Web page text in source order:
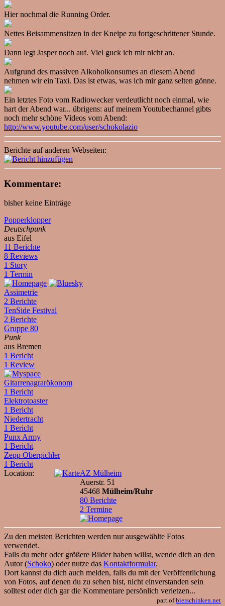
Hier nochmal die Running Order.
Nettes Beisammensitzen in der Kneipe zu fortgeschrittener Stunde.
Dann legt Jasper noch auf. Viel guck ich mir nicht an.
Aufgrund des massiven Alkoholkonsumes an diesem Abend
nehmen wir ein Taxi. Das ist etwas, was ich mir ganz selten gönne.
Ein letztes Foto vom Radiowecker verdeutlicht noch einmal, wie
hart der Abend war... übrigens: auf meinem Youtubechannel gibts
noch mehr schöne Videos vom Abend:
http://www.youtube.com/user/schokolazio
Berichte auf anderen Webseiten:
Kommentare:
bisher keine Einträge
Popperklopper
Deutschpunk
aus Eifel
11 Berichte
8 Reviews
1 Story
1 Termin
Assimetrie
2 Berichte
TenSide Festival
2 Berichte
Gruppe 80
Punk
aus Bremen
1 Bericht
1 Review
Gitarrenagrarökonom
1 Bericht
Elektrotoaster
1 Bericht
Niedertracht
1 Bericht
Punx Army
1 Bericht
Zepp Oberpichler
1 Bericht
Location:
AZ Mülheim
Auerstr. 51
45468 Mülheim/Ruhr
80 Berichte
2 Termine
Zu den meisten Berichten werden nur ausgewählte Fotos
verwendet.
Falls du mehr oder größere Bilder haben willst, wende dich an den
Autor (Schoko) oder nutze das Kontaktformular.
Dort kannst du dich auch melden, falls du mit der Veröffentlichung
von Fotos, auf denen du zu sehen bist, nicht einverstanden sein
solltest oder dich gar die Kommentare persönlich verletzen...
part ofbierschinken.net